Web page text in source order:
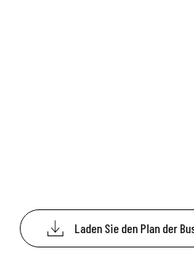
Laden Sie den Plan der